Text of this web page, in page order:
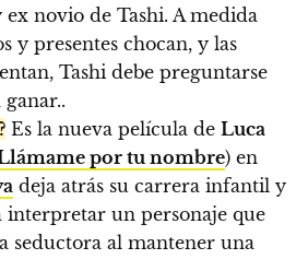
novio de Tashi. A medida
y presentes chocan, y las
Tashi debe preguntarse
Es la nueva película de Luca
por tu nombre) en
deja atrás su carrera infantil y
interpretar un personaje que
seductora al mantener una